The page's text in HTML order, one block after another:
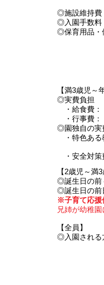
◎施設維
◎入園手数
◎保育用品・
【満3歳児
◎実費負担
・給食
・行事
◎園独自の実
・特色あ
・安全
【2歳児～満
​◎誕生日の前
◎誕生日の前
※子育て応
兄姉が幼稚
【全員】
◎入園される